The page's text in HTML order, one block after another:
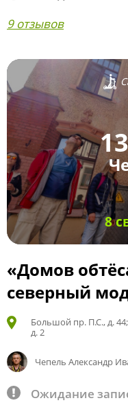
9 отзывов
8
«Домов
северный
Большой пр. П.С., д.
д. 2
Чепель Александр
Ожидание